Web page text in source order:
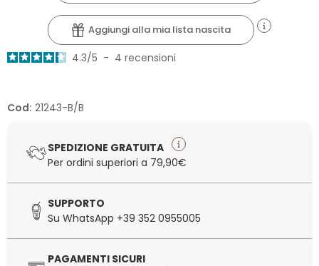
Aggiungi alla mia lista nascita
4.3/5 - 4 recensioni
Cod: 21243-B/B
SPEDIZIONE GRATUITA
Per ordini superiori a 79,90€
SUPPORTO
Su WhatsApp +39 352 0955005
PAGAMENTI SICURI